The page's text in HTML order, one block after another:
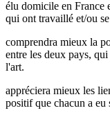
élu domicile en France
qui ont travaillé et/ou
comprendra mieux la
entre les deux pays,
l'art.
appréciera mieux les
positif que chacun a eu